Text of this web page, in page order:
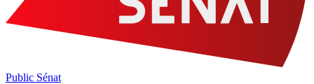
Public Sénat